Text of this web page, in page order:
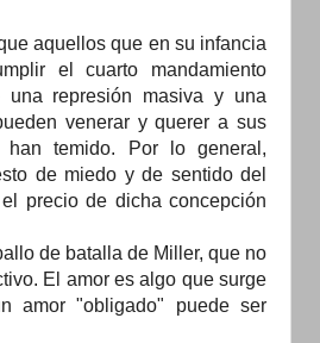
aquellos que en su infancia
el cuarto mandamiento
represión masiva y una
venerar y querer a sus
han temido. Por lo general,
de miedo y de sentido del
precio de dicha concepción
de batalla de Miller, que no
El amor es algo que surge
amor "obligado" puede ser